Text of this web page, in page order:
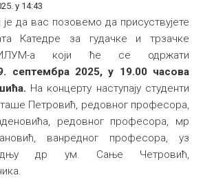
у 14:43
да вас позовемо да присуствујете
Катедре за гудачке и трзачке
а који ће се одржати
септембра 2025, у 19.00 часова
На концерту наступају студенти
Петровић, редовног професора,
редовног професора, мр
ванредног професора, уз
др ум. Сањe Четровић,